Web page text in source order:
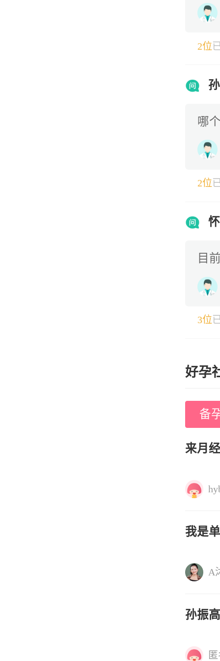
2位
哪
2位
3位
好孕
备
来月
我是
A
孙振